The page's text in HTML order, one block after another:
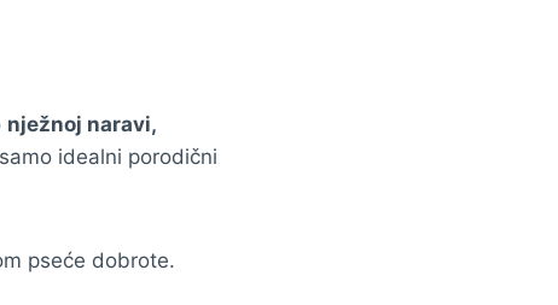
nježnoj naravi,
idealni porodični
pseće dobrote.